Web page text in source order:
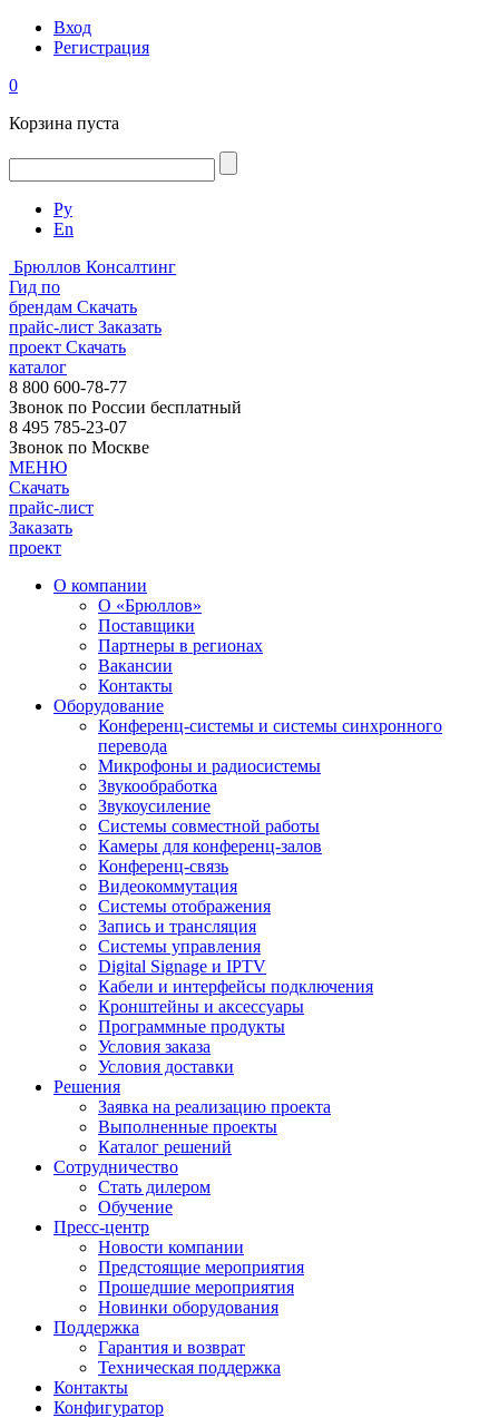
Вход
Регистрация
0
Корзина пуста
Ру
En
Брюллов Консалтинг
Гид по
брендам Скачать
прайс-лист Заказать
проект Скачать
каталог
8 800 600-78-77
Звонок по России бесплатный
8 495 785-23-07
Звонок по Москве
МЕНЮ
Скачать
прайс-лист
Заказать
проект
О компании
О «Брюллов»
Поставщики
Партнеры в регионах
Вакансии
Контакты
Оборудование
Конференц-системы и системы синхронного
перевода
Микрофоны и радиосистемы
Звукообработка
Звукоусиление
Системы совместной работы
Камеры для конференц-залов
Конференц-связь
Видеокоммутация
Системы отображения
Запись и трансляция
Системы управления
Digital Signage и IPTV
Кабели и интерфейсы подключения
Кронштейны и аксессуары
Программные продукты
Условия заказа
Условия доставки
Решения
Заявка на реализацию проекта
Выполненные проекты
Каталог решений
Сотрудничество
Стать дилером
Обучение
Пресс-центр
Новости компании
Предстоящие мероприятия
Прошедшие мероприятия
Новинки оборудования
Поддержка
Гарантия и возврат
Техническая поддержка
Контакты
Конфигуратор